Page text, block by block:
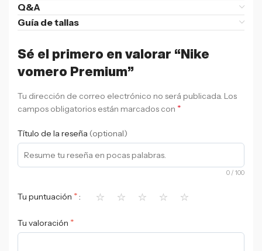
Q&A
Guía de tallas
Sé el primero en valorar “Nike
vomero Premium”
Tu dirección de correo electrónico no será publicada. Los
campos obligatorios están marcados con *
Título de la reseña (optional)
0 / 100
Tu puntuación * ⭐ ⭐ ⭐ ⭐ ⭐
Tu valoración *